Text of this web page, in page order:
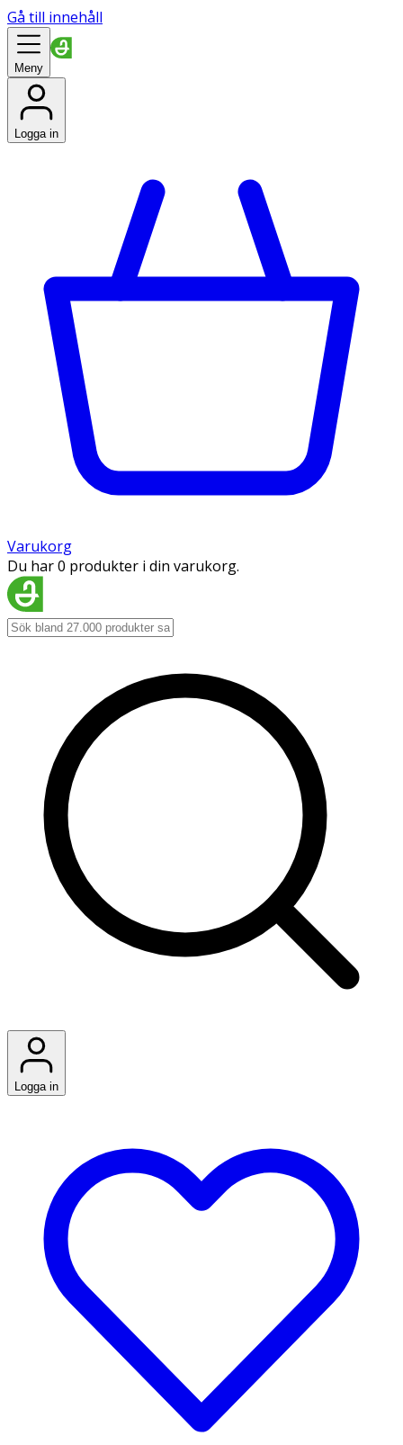
Gå till innehåll
Meny
Logga in
Varukorg
Du har 0 produkter i din varukorg.
Logga in